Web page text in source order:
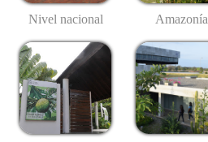
Nivel nacional Amazonía